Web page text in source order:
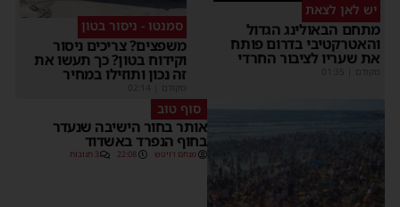
יש לאן לצאת
מתחם הבאולינג הגדול
והאטרקטיבי בדרום פותח
את שעריו לציבור החרדי
מקודם
סמנטו - ניסור בטון
משפצים? צריכים ניסור
וקידוח בטון? כך תעשו את
זה נכון ותוזילו במחיר
מקודם
סוף טוב
אותר בחור הישיבה שנעדר
בחוף הנפרד באשדוד
מנחם דויטש 22:08 3 תגובות